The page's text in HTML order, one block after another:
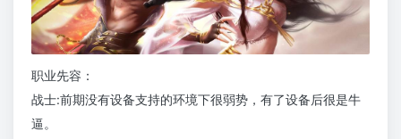
职业先容：
战士:前期没有设备支持的环境下很弱势，有了设备后很是牛
逼。